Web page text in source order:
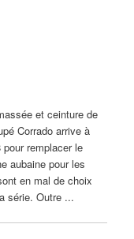
et ceinture de
Corrado arrive à
remplacer le
aubaine pour les
en mal de choix
série. Outre ...